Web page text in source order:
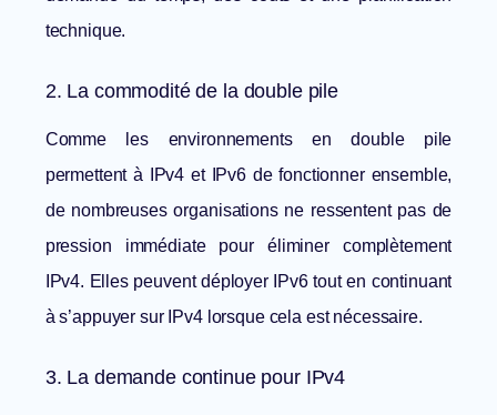
technique.
2. La commodité de la double pile
Comme les environnements en double pile
permettent à IPv4 et IPv6 de fonctionner ensemble,
de nombreuses organisations ne ressentent pas de
pression immédiate pour éliminer complètement
IPv4. Elles peuvent déployer IPv6 tout en continuant
à s’appuyer sur IPv4 lorsque cela est nécessaire.
3. La demande continue pour IPv4